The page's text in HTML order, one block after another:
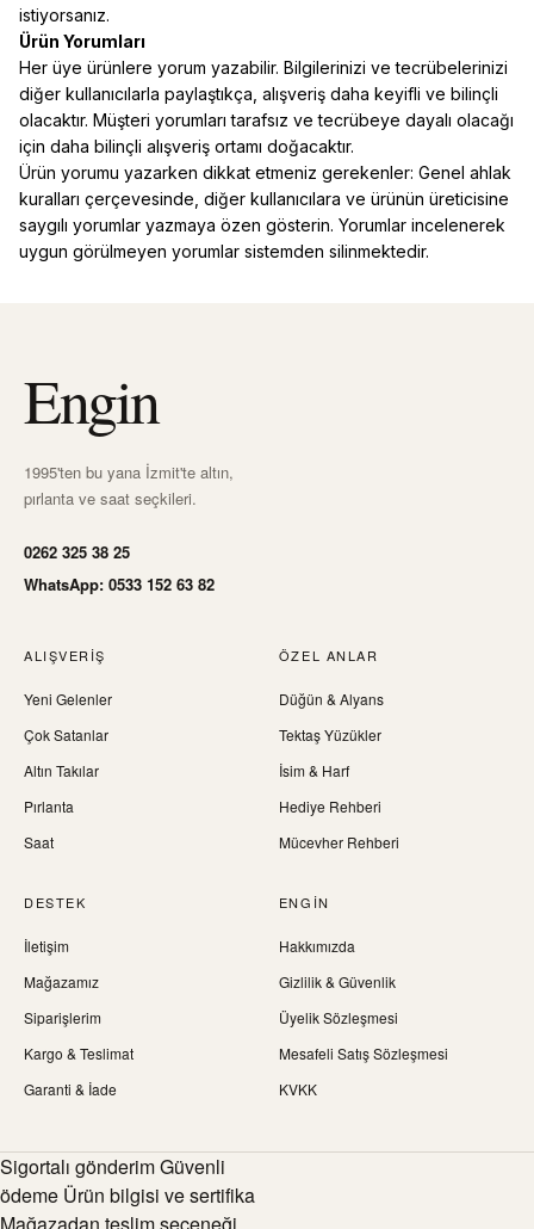
istiyorsanız.
Ürün Yorumları
Her üye ürünlere yorum yazabilir. Bilgilerinizi ve tecrübelerinizi
diğer kullanıcılarla paylaştıkça, alışveriş daha keyifli ve bilinçli
olacaktır. Müşteri yorumları tarafsız ve tecrübeye dayalı olacağı
için daha bilinçli alışveriş ortamı doğacaktır.
Ürün yorumu yazarken dikkat etmeniz gerekenler: Genel ahlak
kuralları çerçevesinde, diğer kullanıcılara ve ürünün üreticisine
saygılı yorumlar yazmaya özen gösterin. Yorumlar incelenerek
uygun görülmeyen yorumlar sistemden silinmektedir.
Engin
1995'ten bu yana İzmit'te altın,
pırlanta ve saat seçkileri.
0262 325 38 25
WhatsApp: 0533 152 63 82
ALIŞVERIŞ
Yeni Gelenler
Çok Satanlar
Altın Takılar
Pırlanta
Saat
ÖZEL ANLAR
Düğün & Alyans
Tektaş Yüzükler
İsim & Harf
Hediye Rehberi
Mücevher Rehberi
DESTEK
İletişim
Mağazamız
Siparişlerim
Kargo & Teslimat
Garanti & İade
ENGIN
Hakkımızda
Gizlilik & Güvenlik
Üyelik Sözleşmesi
Mesafeli Satış Sözleşmesi
KVKK
Sigortalı gönderim Güvenli
ödeme Ürün bilgisi ve sertifika